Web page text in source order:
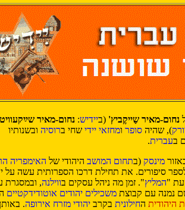
נחום-מאיר שַייקֶביץ' (ביידיש: נחום-מאיר
), שהיה סופר ומחזאי יידי שחי ברוסיה ובשנותיו
בעברית.
מינסק (בתחום המושב היהודי של האימפריה
סיפורים. את תחילת דרכו הספרותית עשה על
"המליץ". זמן מה ניהל עסקים בווילנה, ובמסגרת
נמנה עם קבוצת משכילים יהודים אוטודידקטיים
היהודית החילונית בקרב יהודי מזרח אירופה.